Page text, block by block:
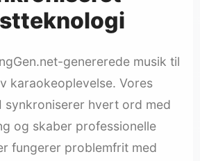
genererede musik til
karaokeoplevelse. Vores
synkroniserer hvert ord med
og skaber professionelle
fungerer problemfrit med